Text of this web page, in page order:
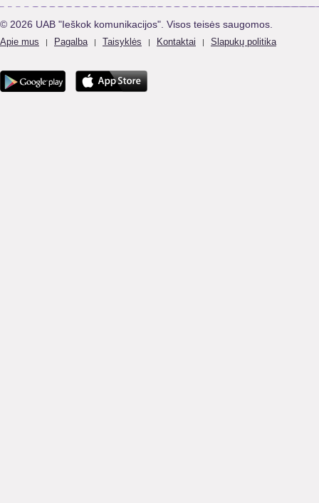
© 2026 UAB "Ieškok komunikacijos". Visos teisės saugomos.
Apie mus | Pagalba | Taisyklės | Kontaktai | Slapukų politika